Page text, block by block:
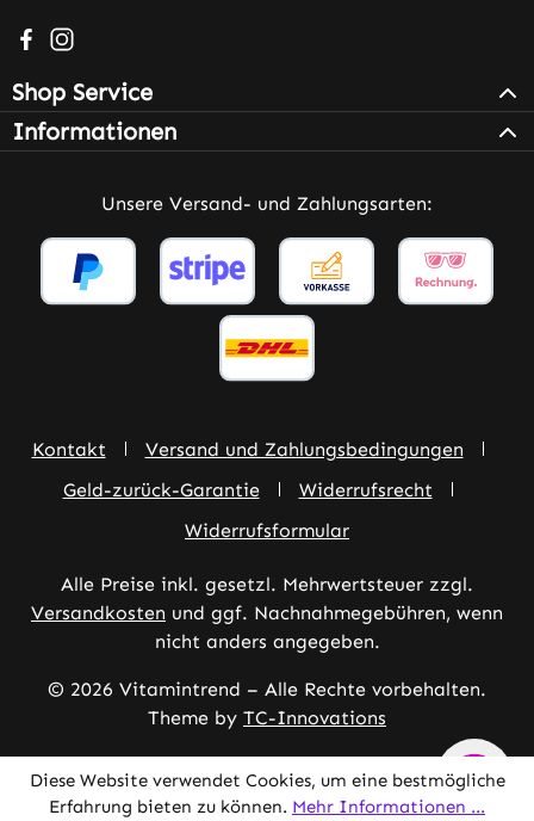
Besuche uns auf Facebook – öffnet in neuem Tab
Schau auf Instagram vorbei – öffnet in neuem Tab
Shop Service
Informationen
Unsere Versand- und Zahlungsarten:
Kontakt
Versand und Zahlungsbedingungen
Geld-zurück-Garantie
Widerrufsrecht
Widerrufsformular
Alle Preise inkl. gesetzl. Mehrwertsteuer zzgl.
Versandkosten und ggf. Nachnahmegebühren, wenn
nicht anders angegeben.
© 2026 Vitamintrend – Alle Rechte vorbehalten.
Theme by TC-Innovations
Diese Website verwendet Cookies, um eine bestmögliche
Erfahrung bieten zu können. Mehr Informationen ...